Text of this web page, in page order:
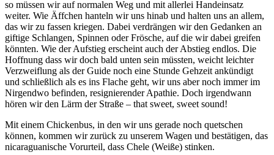
so müssen wir auf normalen Weg und mit allerlei Handeinsatz
weiter. Wie Äffchen hanteln wir uns hinab und halten uns an allem,
das wir zu fassen kriegen. Dabei verdrängen wir den Gedanken an
giftige Schlangen, Spinnen oder Frösche, auf die wir dabei greifen
könnten. Wie der Aufstieg erscheint auch der Abstieg endlos. Die
Hoffnung dass wir doch bald unten sein müssten, weicht leichter
Verzweiflung als der Guide noch eine Stunde Gehzeit ankündigt
und schließlich als es ins Flache geht, wir uns aber noch immer im
Nirgendwo befinden, resignierender Apathie. Doch irgendwann
hören wir den Lärm der Straße – that sweet, sweet sound!
Mit einem Chickenbus, in den wir uns gerade noch quetschen
können, kommen wir zurück zu unserem Wagen und bestätigen, das
nicaraguanische Vorurteil, dass Chele (Weiße) stinken.